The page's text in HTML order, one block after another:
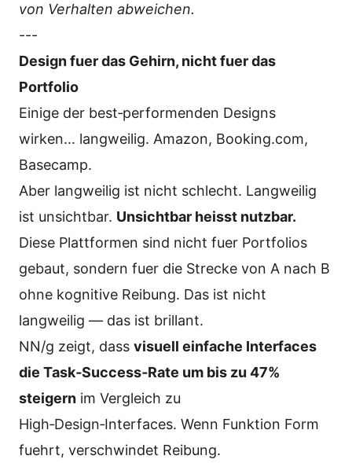
von Verhalten abweichen.
---
Design fuer das Gehirn, nicht fuer das
Portfolio
Einige der best‑performenden Designs
wirken… langweilig. Amazon, Booking.com,
Basecamp.
Aber langweilig ist nicht schlecht. Langweilig
ist unsichtbar. Unsichtbar heisst nutzbar.
Diese Plattformen sind nicht fuer Portfolios
gebaut, sondern fuer die Strecke von A nach B
ohne kognitive Reibung. Das ist nicht
langweilig — das ist brillant.
NN/g zeigt, dass visuell einfache Interfaces
die Task‑Success‑Rate um bis zu 47%
steigern im Vergleich zu
High‑Design‑Interfaces. Wenn Funktion Form
fuehrt, verschwindet Reibung.